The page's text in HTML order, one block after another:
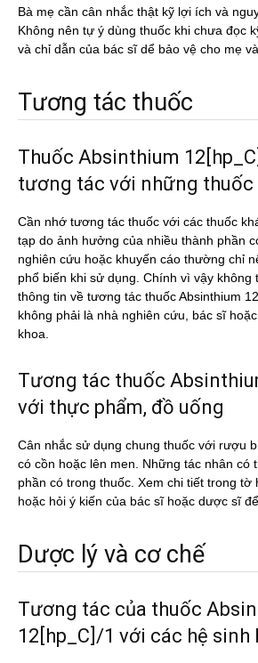
Bà mẹ cần cân nhắc thật kỹ lợi ích và
Không nên tự ý dùng thuốc khi chưa đọc
và chỉ dẫn của bác sĩ dể bảo vệ cho mẹ
Tương tác thuốc
Thuốc Absinthium
tương tác với những thuốc
Cần nhớ tương tác thuốc với các thuốc
tạp do ảnh hưởng của nhiều thành phần
nghiên cứu hoặc khuyến cáo thường chỉ
phổ biến khi sử dụng. Chính vì vậy không
thông tin về tương tác thuốc Absinthium
không phải là nhà nghiên cứu, bác sĩ
khoa.
Tương tác thuốc
với thực phẩm, đồ uống
Cân nhắc sử dụng chung thuốc với rượu
có cồn hoặc lên men. Những tác nhân có
phần có trong thuốc. Xem chi tiết trong tờ
hoặc hỏi ý kiến của bác sĩ hoặc dược sĩ
Dược lý và cơ chế
Tương tác của thuốc
12[hp_C]/1 với các hệ sinh